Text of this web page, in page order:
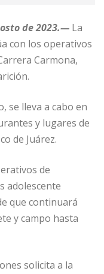
de 2023.— La
con los operativos
Carmona,
se lleva a cabo en
y lugares de
de Juárez.
de
adolescente
que continuará
y campo hasta
solicita a la